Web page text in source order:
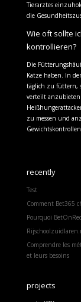
Tierarztes
die
Wie oft sollte
kontrollieren?
Die
Katze haben. In
täglich zu füttern,
verteilt
zu messen und
recently
Test
Comment Bet365
Pourquoi
Comprendre les
et leurs besoins
projects